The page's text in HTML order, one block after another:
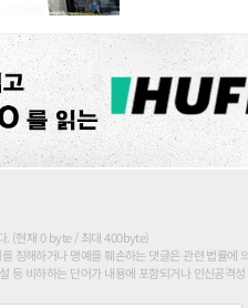
. (현재 0 byte / 최대 400byte)
침해하거나 명예를 훼손하는 댓글은 관련 법률에
등 비하하는 단어가 내용에 포함되거나 인신공격